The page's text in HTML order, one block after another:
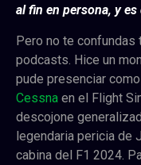
al fin en persona, y
Pero no te confundas
podcasts. Hice un
pude presenciar
Cessna en el Flight
descojone
legendaria pericia de
cabina del F1 2024.